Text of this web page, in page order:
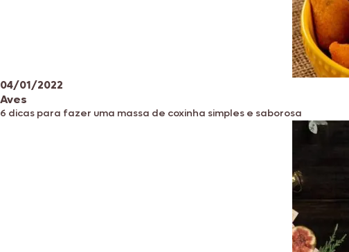
04/01/2022
Aves
6 dicas para fazer uma massa de coxinha simples e saborosa